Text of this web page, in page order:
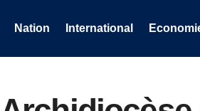
Nation International